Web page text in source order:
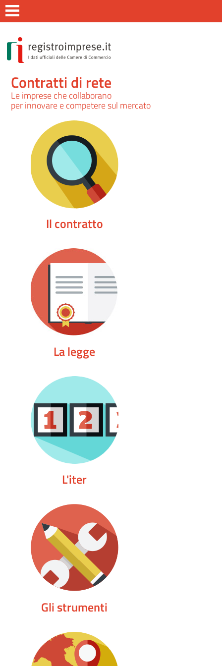
Contratti di rete
Le imprese che collaborano
per innovare e competere sul mercato
Il contratto
La legge
L'iter
Gli strumenti